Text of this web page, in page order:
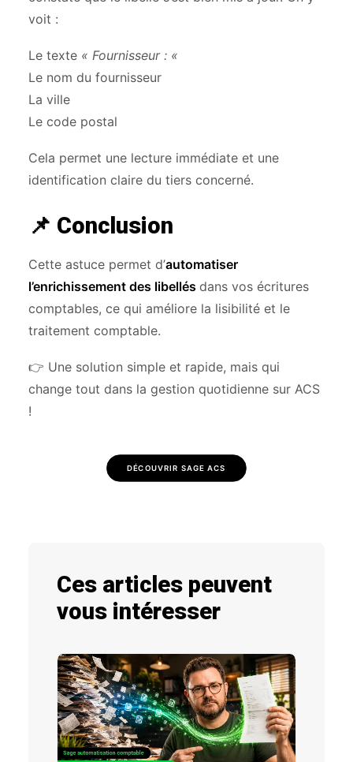
voit :
Le texte « Fournisseur : «
Le nom du fournisseur
La ville
Le code postal
Cela permet une lecture immédiate et une
identification claire du tiers concerné.
📌 Conclusion
Cette astuce permet d’automatiser
l’enrichissement des libellés dans vos écritures
comptables, ce qui améliore la lisibilité et le
traitement comptable.
👉 Une solution simple et rapide, mais qui
change tout dans la gestion quotidienne sur ACS
!
DÉCOUVRIR SAGE ACS
Ces articles peuvent
vous intéresser